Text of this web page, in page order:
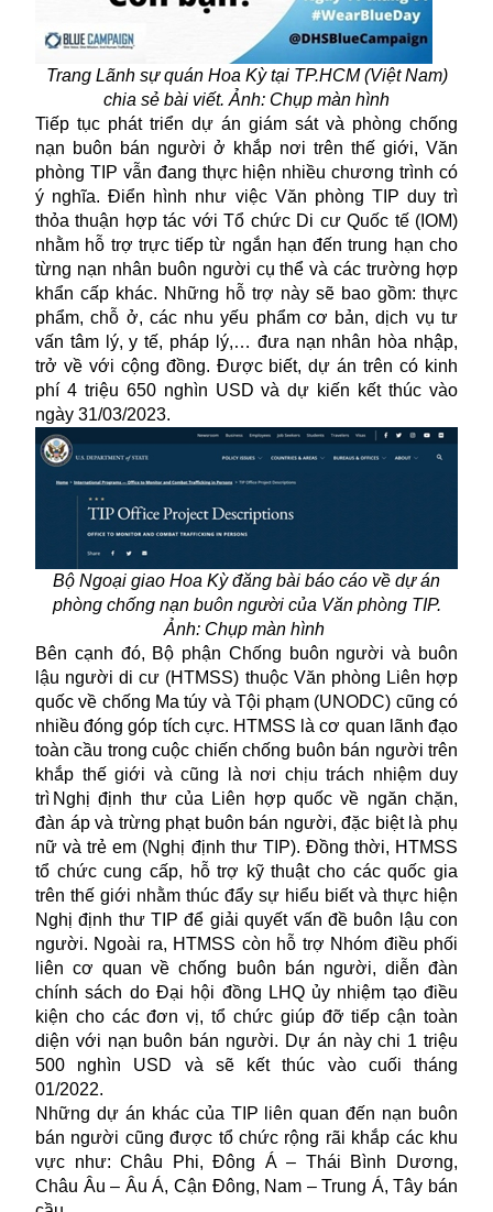
Trang Lãnh sự quán Hoa Kỳ tại TP.HCM (Việt Nam)
chia sẻ bài viết. Ảnh: Chụp màn hình
Tiếp tục phát triển dự án giám sát và phòng chống
nạn buôn bán người ở khắp nơi trên thế giới, Văn
phòng TIP vẫn đang thực hiện nhiều chương trình có
ý nghĩa. Điển hình như việc Văn phòng TIP duy trì
thỏa thuận hợp tác với Tổ chức Di cưQuốc tế (IOM)
nhằm hỗ trợ trực tiếp từ ngắn hạn đến trung hạn cho
từng nạn nhân buôn người cụ thể và các trường hợp
khẩn cấp khác. Những hỗ trợ này sẽ bao gồm: thực
phẩm, chỗ ở, các nhu yếu phẩm cơ bản, dịch vụ tư
vấn tâm lý, y tế, pháp lý,… đưa nạn nhân hòa nhập,
trở về với cộng đồng. Được biết, dự án trên có kinh
phí 4 triệu 650 nghìn USD và dự kiến kết thúc vào
ngày 31/03/2023.
Bộ Ngoại giao Hoa Kỳ đăng bài báo cáo về dự án
phòng chống nạn buôn người của Văn phòng TIP.
Ảnh: Chụp màn hình
Bên cạnh đó, Bộ phận Chống buôn người và buôn
lậu người di cư (HTMSS) thuộc Văn phòng Liên hợp
quốc về chống Ma túy và Tội phạm (UNODC) cũng có
nhiều đóng góp tích cực. HTMSS là cơ quan lãnh đạo
toàn cầu trong cuộc chiến chống buôn bán người trên
khắp thế giới và cũng là nơi chịu trách nhiệm duy
trì Nghị định thư của Liên hợp quốc về ngăn chặn,
đàn áp và trừng phạt buôn bán người, đặc biệt là phụ
nữ và trẻ em (Nghị định thư TIP). Đồng thời, HTMSS
tổ chức cung cấp, hỗ trợ kỹ thuật cho các quốc gia
trên thế giới nhằm thúc đẩy sự hiểu biết và thực hiện
Nghị định thư TIP để giải quyết vấn đề buôn lậu con
người. Ngoài ra, HTMSS còn hỗ trợ Nhóm điều phối
liên cơ quan về chống buôn bán người, diễn đàn
chính sách do Đại hội đồng LHQ ủy nhiệm tạo điều
kiện cho các đơn vị, tổ chức giúp đỡ tiếp cận toàn
diện với nạn buôn bán người. Dự án này chi 1 triệu
500 nghìn USD và sẽ kết thúc vào cuối tháng
01/2022.
Những dự án khác của TIP liên quan đến nạn buôn
bán người cũng được tổ chức rộng rãi khắp các khu
vực như: Châu Phi, Đông Á – Thái Bình Dương,
Châu Âu – Âu Á, Cận Đông, Nam – Trung Á, Tây bán